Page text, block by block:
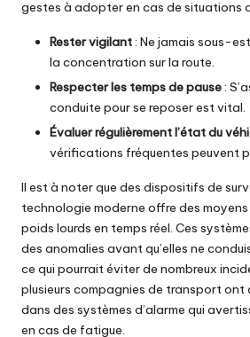
gestes à adopter en cas de situations
Rester vigilant: Ne jamais sous-
la concentration sur la route.
Respecter les temps de pause:
conduite pour se reposer est vital.
Évaluer régulièrement l’état du
vérifications fréquentes peuvent
Il est à noter que des dispositifs de
technologie moderne offre des moyens
poids lourds en temps réel. Ces
des anomalies avant qu’elles ne
ce qui pourrait éviter de nombreux
plusieurs compagnies de transport ont
dans des systèmes d’alarme qui
en cas de fatigue.